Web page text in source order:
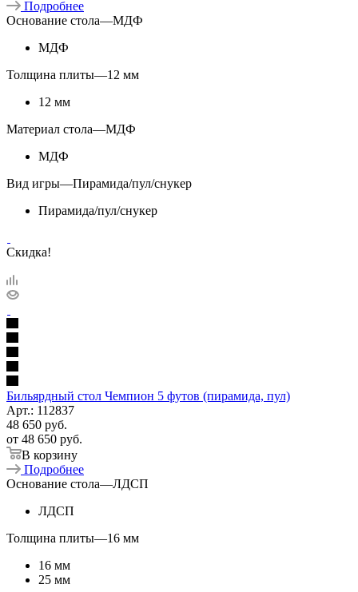
Подробнее
Основание стола—МДФ
МДФ
Толщина плиты—12 мм
12 мм
Материал стола—МДФ
МДФ
Вид игры—Пирамида/пул/снукер
Пирамида/пул/снукер
Скидка!
Бильярдный стол Чемпион 5 футов (пирамида, пул)
Арт.: 112837
48 650 руб.
от 48 650 руб.
В корзину
Подробнее
Основание стола—ЛДСП
ЛДСП
Толщина плиты—16 мм
16 мм
25 мм